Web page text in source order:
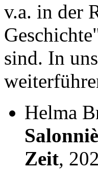
v.a. in der
sind. In
Helma
Zeit,